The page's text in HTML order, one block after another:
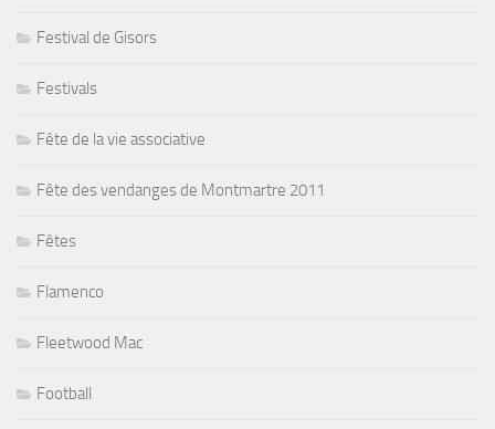
Festival de Gisors
Festivals
Fête de la vie associative
Fête des vendanges de Montmartre 2011
Fêtes
Flamenco
Fleetwood Mac
Football